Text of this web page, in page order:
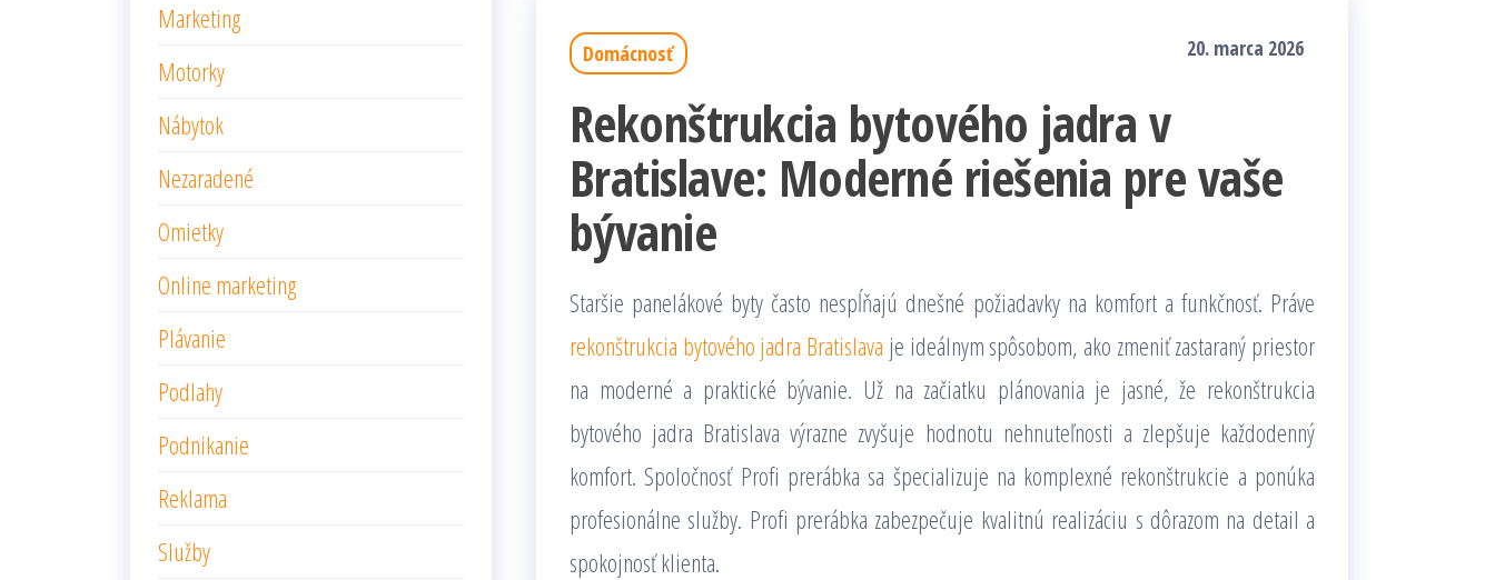
Domácnosť 20. marca 2026
Rekonštrukcia bytového jadra v
Bratislave: Moderné riešenia pre vaše
bývanie
Staršie panelákové byty často nespĺňajú dnešné požiadavky na komfort a funkčnosť. Práve
rekonštrukcia bytového jadra Bratislava je ideálnym spôsobom, ako zmeniť zastaraný priestor
na moderné a praktické bývanie. Už na začiatku plánovania je jasné, že rekonštrukcia
bytového jadra Bratislava výrazne zvyšuje hodnotu nehnuteľnosti a zlepšuje každodenný
komfort. Spoločnosť Profi prerábka sa špecializuje na komplexné rekonštrukcie a ponúka
profesionálne služby. Profi prerábka zabezpečuje kvalitnú realizáciu s dôrazom na detail a
spokojnosť klienta.
Marketing
Motorky
Nábytok
Nezaradené
Omietky
Online marketing
Plávanie
Podlahy
Podnikanie
Reklama
Služby